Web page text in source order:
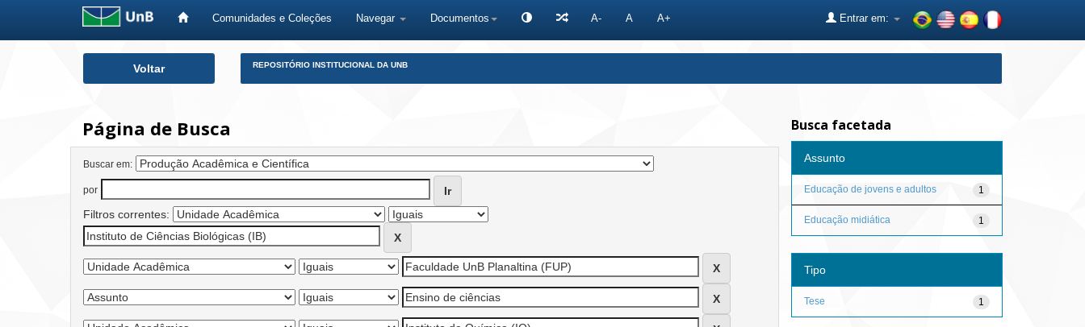
Comunidades e Coleções Navegar Documentos A- A A+ Entrar em:
Voltar REPOSITÓRIO INSTITUCIONAL DA UNB
Página de Busca
Buscar em:
por
Filtros correntes:
Busca facetada
Assunto
1
Educação de jovens e adultos
1
Educação midiática
Tipo
1
Tese